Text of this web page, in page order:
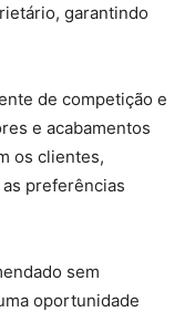
garantindo
de competição e
e acabamentos
os clientes,
preferências
sem
oportunidade